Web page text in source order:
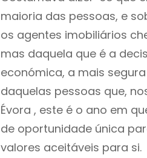
maioria das pessoas, e
os agentes imobiliários
mas daquela que é a
económica, a mais
daquelas pessoas que,
Évora , este é o ano em
de oportunidade única
valores aceitáveis para si.